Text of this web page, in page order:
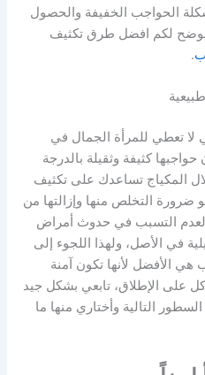
الحواجب الخفيفة والحصول
لكم افضل طرق تكثيف
.
لا تعطي للمرأة الجمال في
كثيفة وثقيلة بالدرجة
المكياج تساعدك على تكثيف
التخلص منها وإزالتها من
لعدم التسبب في حدوث أمراض
في الأصل، ولهذا اللجوء إلى
هي الأفضل لأنها تكون آمنة
على الإطلاق، تابعي بشكل جيد
التالية وأختاري منها ما